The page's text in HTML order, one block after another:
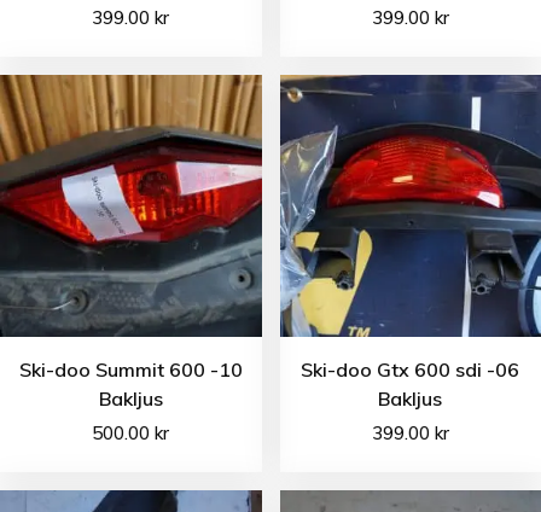
399.00kr 399.00 kr
Ski-doo Summit 600 -10
Bakljus
500.00kr
Ski-doo Gtx 600 sdi -06
Bakljus
399.00 kr